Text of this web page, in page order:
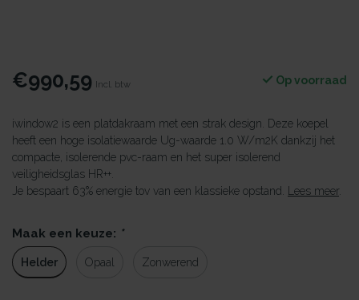
€990,59 Incl. btw Op voorraad
iwindow2 is een platdakraam met een strak design. Deze koepel
heeft een hoge isolatiewaarde Ug-waarde 1.0 W/m2K dankzij het
compacte, isolerende pvc-raam en het super isolerend
veiligheidsglas HR++.
Je bespaart 63% energie tov van een klassieke opstand.
Lees meer.
Maak een keuze: *
Helder Opaal Zonwerend